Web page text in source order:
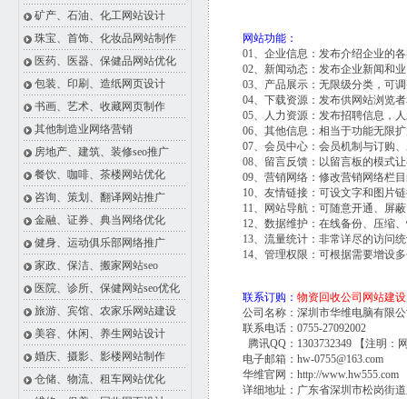
矿产、石油、化工网站设计
珠宝、首饰、化妆品网站制作
医药、医器、保健品网站优化
包装、印刷、造纸网页设计
书画、艺术、收藏网页制作
其他制造业网络营销
房地产、建筑、装修seo推广
餐饮、咖啡、茶楼网站优化
咨询、策划、翻译网站推广
金融、证券、典当网络优化
健身、运动俱乐部网络推广
家政、保洁、搬家网站seo
医院、诊所、保健网站seo优化
旅游、宾馆、农家乐网站建设
美容、休闲、养生网站设计
婚庆、摄影、影楼网站制作
仓储、物流、租车网站优化
网站功能：
01、企业信息：发布介绍企业的
02、新闻动态：发布企业新闻和
03、产品展示：无限级分类，可
04、下载资源：发布供网站浏览
05、人力资源：发布招聘信息，
06、其他信息：相当于功能无限
07、会员中心：会员机制与订购
08、留言反馈：以留言板的模式
09、营销网络：修改营销网络栏
10、友情链接：可设文字和图片
11、网站导航：可随意开通、屏
12、数据维护：在线备份、压缩
13、流量统计：非常详尽的访问
14、管理权限：可根据需要增设
联系订购： 物资回收公司网站建设
公司名称：深圳市华维电脑有限
联系电话：0755-27092002
腾讯QQ：1303732349 【注明：
电子邮箱：hw-0755@163.com
华维官网： http://www.hw555.com
详细地址：广东省深圳市松岗街